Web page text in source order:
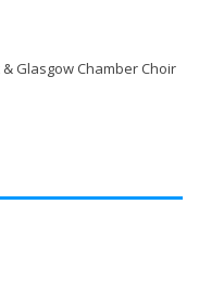
Glasgow Chamber Choir